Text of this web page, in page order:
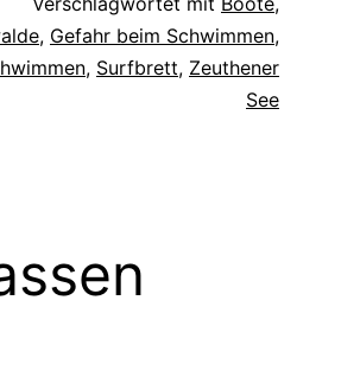
, Gefahr beim Schwimmen,
, Surfbrett, Zeuthener
See